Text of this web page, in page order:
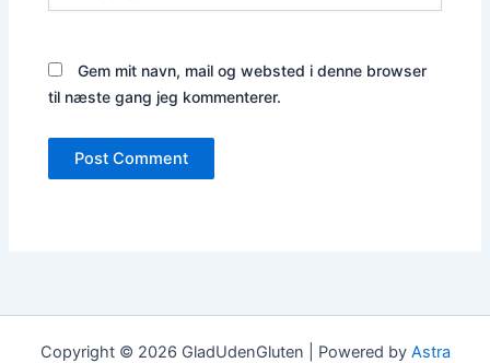
Gem mit navn, mail og websted i denne browser
til næste gang jeg kommenterer.
Copyright © 2026 GladUdenGluten | Powered by Astra